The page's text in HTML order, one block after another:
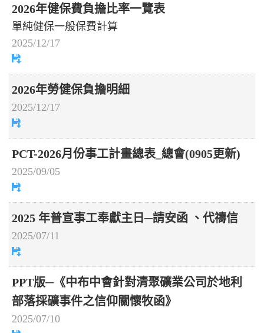
2026年健保費負擔比率一覽表
單純健保一般保費計算
2025/12/17
2026年勞健保負擔明細
2025/12/17
PCT-2026月份事工計畫總表_總會(0905更新)
2025/09/05
2025 年普宣事工奉獻主日─請安函 、代禱信
2025/07/11
PPT版─《中布中會針對清聚礦業公司於地利
部落採礦事件之信仰關懷牧函》
2025/07/10